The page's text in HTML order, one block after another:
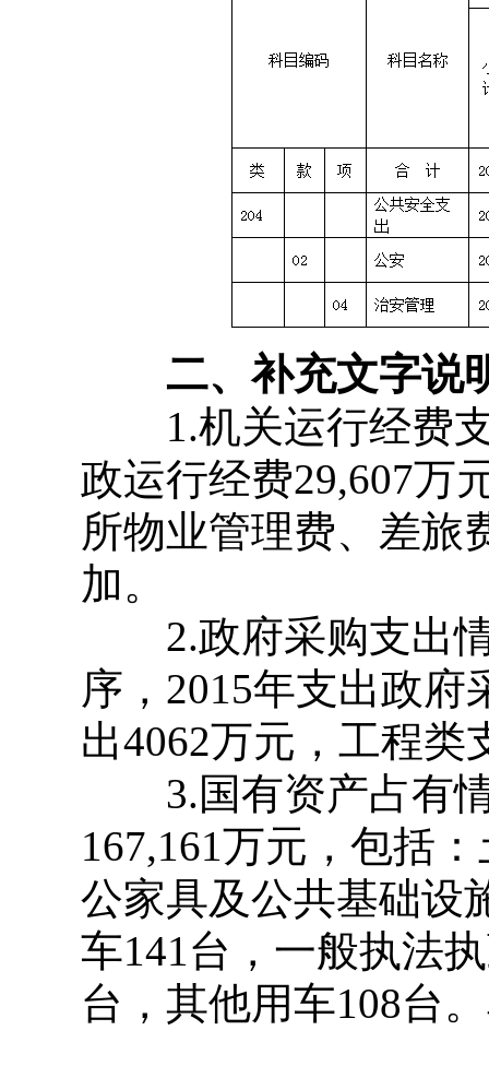
二、补充文字说
1.机关运行经费支
政运行经费29,607万
所物业管理费、差旅
加。
2.政府采购支出情
序，2015年支出政府
出4062万元，工程类
3.国有资产占有情
167,161万元，包括
公家具及公共基础设
车141台，一般执法
台，其他用车108台